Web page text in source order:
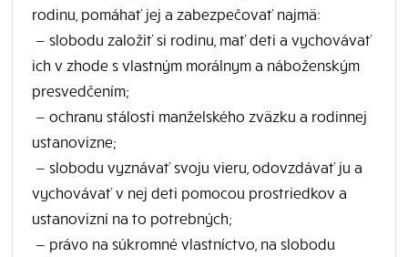
rodinu, pomáhať jej a zabezpečovať najmä:
— slobodu založiť si rodinu, mať deti a vychovávať
ich v zhode s vlastným morálnym a náboženským
presvedčením;
— ochranu stálosti manželského zväzku a rodinnej
ustanovizne;
— slobodu vyznávať svoju vieru, odovzdávať ju a
vychovávať v nej deti pomocou prostriedkov a
ustanovizní na to potrebných;
— právo na súkromné vlastníctvo, na slobodu